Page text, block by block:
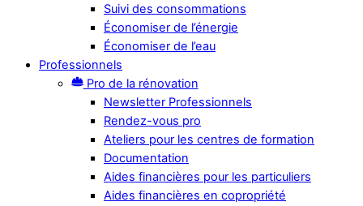
Suivi des consommations
Économiser de l’énergie
Économiser de l’eau
Professionnels
Pro de la rénovation
Newsletter Professionnels
Rendez-vous pro
Ateliers pour les centres de formation
Documentation
Aides financières pour les particuliers
Aides financières en copropriété